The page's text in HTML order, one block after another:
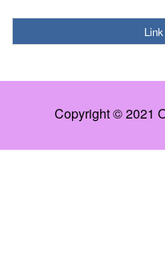
Copyright © 2021